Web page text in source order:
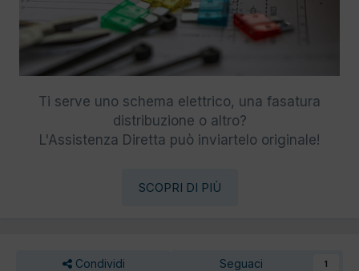
Ti serve uno schema elettrico, una fasatura
distribuzione o altro?
L'Assistenza Diretta può inviartelo originale!
SCOPRI DI PIÙ
Condividi Seguaci 1